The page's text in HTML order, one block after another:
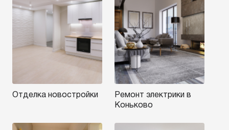
Отделка новостройки
Ремонт электрики в
Коньково